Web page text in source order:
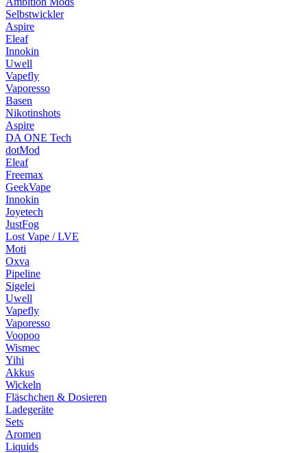
Selbstwickler
Aspire
Eleaf
Innokin
Uwell
Vapefly
Vaporesso
Basen
Nikotinshots
Aspire
DA ONE Tech
dotMod
Eleaf
Freemax
GeekVape
Innokin
Joyetech
JustFog
Lost Vape / LVE
Moti
Oxva
Pipeline
Sigelei
Uwell
Vapefly
Vaporesso
Voopoo
Wismec
Yihi
Akkus
Wickeln
Fläschchen & Dosieren
Ladegeräte
Sets
Aromen
Liquids